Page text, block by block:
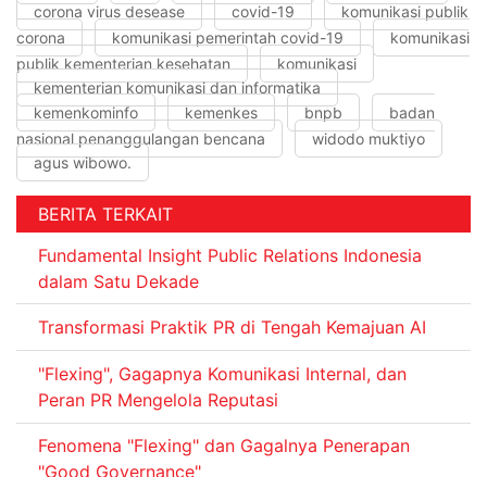
corona virus desease
covid-19
komunikasi publik
corona
komunikasi pemerintah covid-19
komunikasi
publik kementerian kesehatan
komunikasi
kementerian komunikasi dan informatika
kemenkominfo
kemenkes bnpb
badan
nasional penanggulangan bencana
widodo muktiyo
agus wibowo.
BERITA TERKAIT
Fundamental Insight Public Relations Indonesia
dalam Satu Dekade
Transformasi Praktik PR di Tengah Kemajuan AI
"Flexing", Gagapnya Komunikasi Internal, dan
Peran PR Mengelola Reputasi
Fenomena "Flexing" dan Gagalnya Penerapan
"Good Governance"